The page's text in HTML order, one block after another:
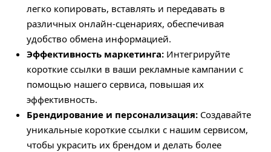
легко копировать, вставлять и передавать в
различных онлайн-сценариях, обеспечивая
удобство обмена информацией.
Эффективность маркетинга: Интегрируйте
короткие ссылки в ваши рекламные кампании с
помощью нашего сервиса, повышая их
эффективность.
Брендирование и персонализация: Создавайте
уникальные короткие ссылки с нашим сервисом,
чтобы украсить их брендом и делать более